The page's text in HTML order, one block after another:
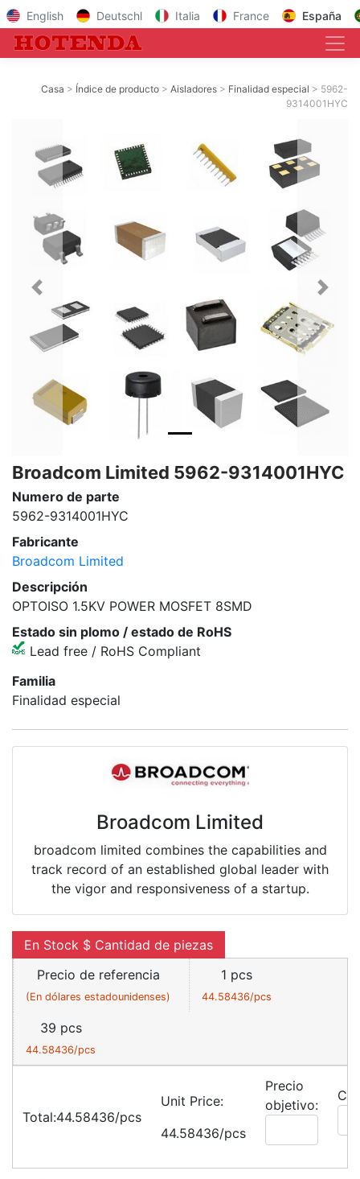
English Deutschl Italia France España
Casa Índice de producto Aisladores Finalidad especial
5962-
9314001HYC
Previous Next
Broadcom Limited 5962-9314001HYC
Numero de parte
5962-9314001HYC
Fabricante
Broadcom Limited
Descripción
OPTOISO 1.5KV POWER MOSFET 8SMD
Estado sin plomo / estado de RoHS
Lead free / RoHS Compliant
Familia
Finalidad especial
Broadcom Limited
broadcom limited combines the capabilities and
track record of an established global leader with
the vigor and responsiveness of a startup.
En Stock $ Cantidad de piezas
Precio de referencia
(En dólares estadounidenses)
1 pcs
44.58436/pcs
39 pcs
44.58436/pcs
Total:44.58436/pcs
Unit Price:
44.58436/pcs
Precio
objetivo: